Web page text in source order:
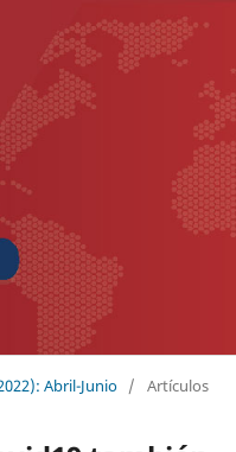
Abril-Junio / Artículos